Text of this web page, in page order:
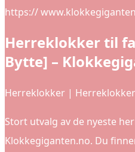
https://
Herreklokker til
Bytte] –
Herreklokker |
Stort utvalg av de nyeste
Klokkegiganten.no. Du